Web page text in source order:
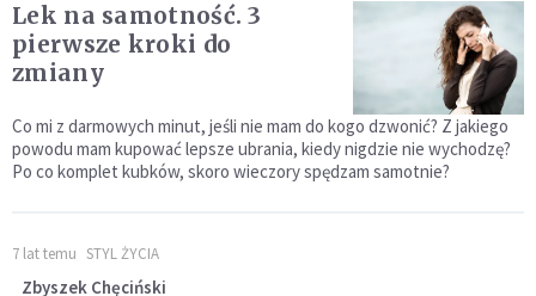
Lek na samotność. 3
pierwsze kroki do
zmiany
Co mi z darmowych minut, jeśli nie mam do kogo dzwonić? Z jakiego
powodu mam kupować lepsze ubrania, kiedy nigdzie nie wychodzę?
Po co komplet kubków, skoro wieczory spędzam samotnie?
7 lat temu STYL ŻYCIA
Zbyszek Chęciński